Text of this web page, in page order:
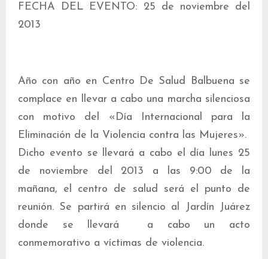
FECHA DEL EVENTO: 25 de noviembre del
2013
Año con año en Centro De Salud Balbuena se
complace en llevar a cabo una marcha silenciosa
con motivo del «Día Internacional para la
Eliminación de la Violencia contra las Mujeres».
Dicho evento se llevará a cabo el día lunes 25
de noviembre del 2013 a las 9:00 de la
mañana, el centro de salud será el punto de
reunión. Se partirá en silencio al Jardín Juárez
donde se llevará a cabo un acto
conmemorativo a víctimas de violencia.